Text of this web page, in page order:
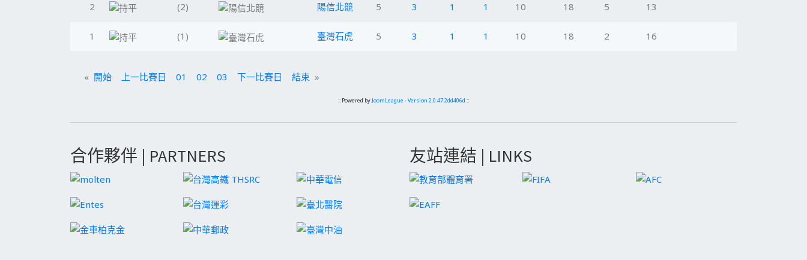
2 (2) 陽信北競 5 3 1 1 10 18 5 13
1 (1) 臺灣石虎 5 3 1 1 10 18 2 16
« 開始 上一比賽日 01 02 03 下一比賽日 結束 »
:: Powered by JoomLeague -Version 2.0.47.2dd406d ::
合作夥伴 | PARTNERS 友站連結 | LINKS